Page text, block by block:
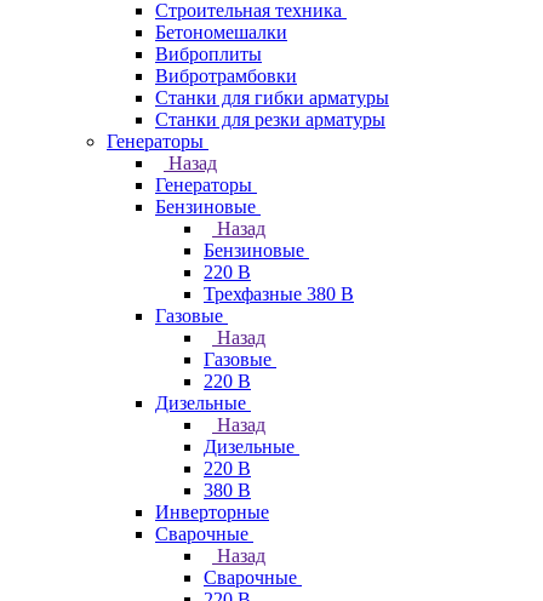
Строительная техника
Бетономешалки
Виброплиты
Вибротрамбовки
Станки для гибки арматуры
Станки для резки арматуры
Генераторы
Назад
Генераторы
Бензиновые
Назад
Бензиновые
220 В
Трехфазные 380 В
Газовые
Назад
Газовые
220 В
Дизельные
Назад
Дизельные
220 В
380 В
Инверторные
Сварочные
Назад
Сварочные